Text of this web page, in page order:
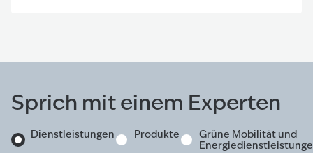
Sprich mit einem Experten
Dienstleistungen Produkte
Grüne Mobilität und